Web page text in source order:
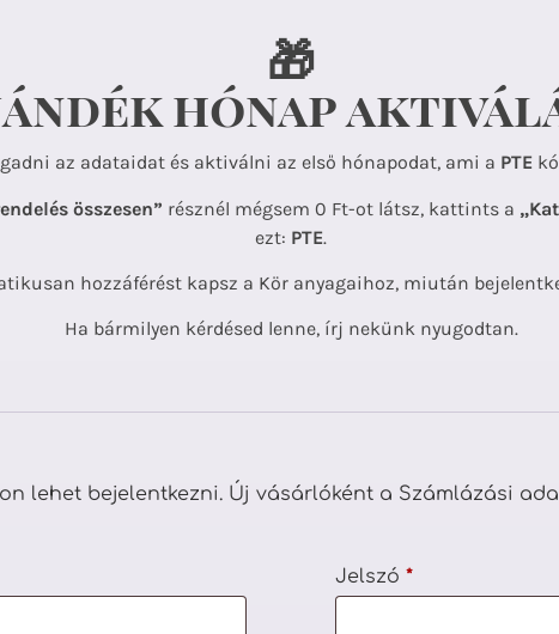
🎁
hónap
az adataidat és aktiválni az első hónapodat, ami a PTE
összesen” résznél mégsem 0 Ft-ot látsz, kattints a
ezt: PTE.
hozzáférést kapsz a Kör anyagaihoz, miután
Ha bármilyen kérdésed lenne, írj nekünk nyugodtan.
lehet bejelentkezni. Új vásárlóként a Számlázási
Jelszó*